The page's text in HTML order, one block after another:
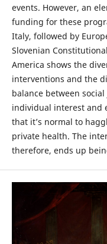
events. However, an
funding for these
Italy, followed by
Slovenian
America shows the
interventions and the
balance between
individual interest and
that it’s normal to
private health. The
therefore, ends up